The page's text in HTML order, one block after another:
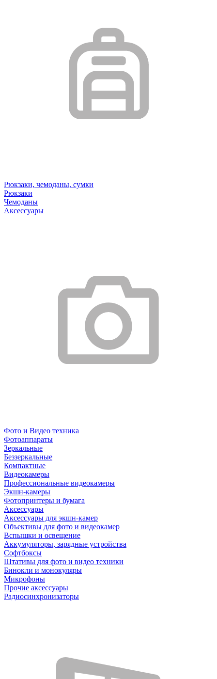
Рюкзаки, чемоданы, сумки
Рюкзаки
Чемоданы
Аксессуары
Фото и Видео техника
Фотоаппараты
Зеркальные
Беззеркальные
Компактные
Видеокамеры
Профессиональные видеокамеры
Экшн-камеры
Фотопринтеры и бумага
Аксессуары
Аксессуары для экшн-камер
Объективы для фото и видеокамер
Вспышки и освещение
Аккумуляторы, зарядные устройства
Софтбоксы
Штативы для фото и видео техники
Бинокли и монокуляры
Микрофоны
Прочие аксессуары
Радиосинхронизаторы